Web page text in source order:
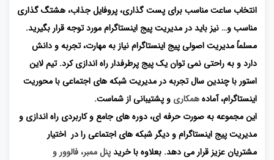
انتخاب ساعت مناسب برای پست گذاری، پروفایل جذاب، هشتگ گذاری
مناسب و… نیز باید در مدیریت پیج اینستاگرام مورد توجه قرار بگیرید.
مسلماً مدیریت اصولی پیج اینستاگرام نیاز به مهارت، تجربه و دانش
دارد و به راحتی نمی توان یک پیج پرطرفدار راه اندازی کرد. تیم لاین
استور با چندین سال تجربه در مدیریت شبکه های اجتماعی با محوریت
اینستاگرام، آمادههمکاری و پشتیبانی از شماست.
این مجموعه به صورت حرفه ای، دوره های جامع و کاربردی راه اندازی و
مدیریت پیج اینستاگرام و دیگر شبکه های اجتماعی را در اختیار
مشتریان عزیز قرار می دهد. بعلاوه با خریدپنل ممبر، فالوور و